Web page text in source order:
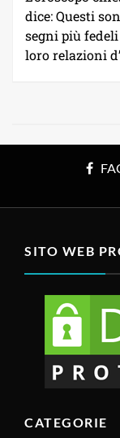
dice: Questi
segni più
loro relazioni
SITO WEB
CATEGORIE